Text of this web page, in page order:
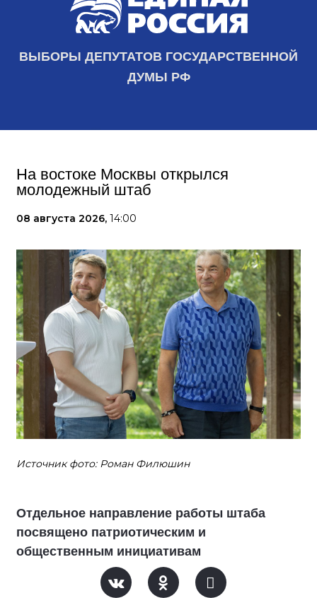
ВЫБОРЫ ДЕПУТАТОВ ГОСУДАРСТВЕННОЙ
ДУМЫ РФ
На востоке Москвы открылся
молодежный штаб
08 августа 2026, 14:00
Источник фото: Роман Филюшин
Отдельное направление работы штаба
посвящено патриотическим и
общественным инициативам